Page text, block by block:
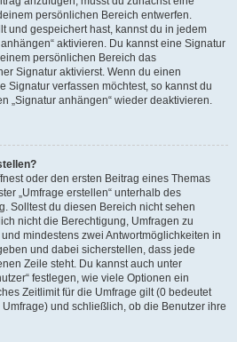
persönlichen Bereich entwerfen.
und gespeichert hast, kannst du in jedem
aktivieren. Du kannst eine Signatur
persönlichen Bereich das
Signatur aktivierst. Wenn du einen
Signatur verfassen möchtest, so kannst du
„Signatur anhängen“ wieder deaktivieren.
oder den ersten Beitrag eines Themas
„Umfrage erstellen“ unterhalb des
Solltest du diesen Bereich nicht sehen
nicht die Berechtigung, Umfragen zu
mindestens zwei Antwortmöglichkeiten in
und dabei sicherstellen, dass jede
Zeile steht. Du kannst auch unter
festlegen, wie viele Optionen ein
Zeitlimit für die Umfrage gilt (0 bedeutet
und schließlich, ob die Benutzer ihre